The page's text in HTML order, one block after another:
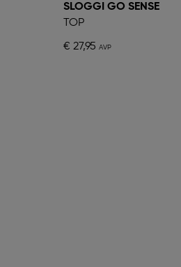
SLOGGI GO SENSE
TOP
€ 27,95